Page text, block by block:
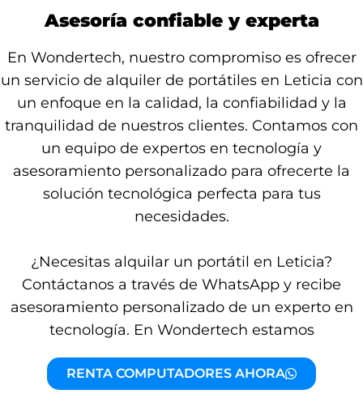
Asesoría confiable y experta
En Wondertech, nuestro compromiso es ofrecer
un servicio de alquiler de portátiles en Leticia con
un enfoque en la calidad, la confiabilidad y la
tranquilidad de nuestros clientes. Contamos con
un equipo de expertos en tecnología y
asesoramiento personalizado para ofrecerte la
solución tecnológica perfecta para tus
necesidades.
¿Necesitas alquilar un portátil en Leticia?
Contáctanos a través de WhatsApp y recibe
asesoramiento personalizado de un experto en
tecnología. En Wondertech estamos
RENTA COMPUTADORES AHORA